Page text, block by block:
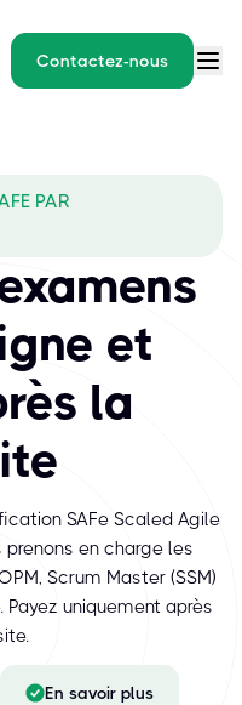
Contactez-nous
framework leader
PAR
et
la
SAFe Scaled Agile
prenons en charge les
Scrum Master (SSM)
uniquement après
En savoir plus